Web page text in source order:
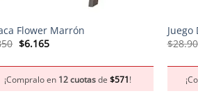
Flower Marrón
El
$6.850.
$6.165El
$6.165.
¡Compralo en 12 cuotasde$571!
Juego
$